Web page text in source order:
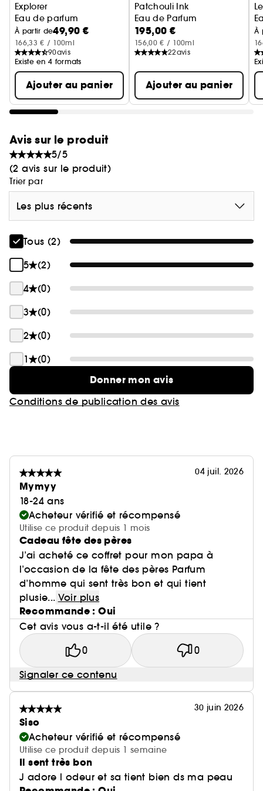
six glaciers des plus hauts sommets d'Europe.
Cette Eau de Parfum boisée aromatique cuirée
peu conventionnelle, dévoile une Bergamote
d'Italie aux tonalités vertes, contrastée par un
puissant Vétiver d'Haïti, et un Patchouli exclusif de
Sulawesi.
Préparez-vous à découvrir de nouveaux horizons.
Made In France, cette fragrance a été créée
grâce au savoir-faire français.
Explorer
Eau de parfum
À partir de49,90 €
166,33 € / 100ml
90avis
Existe en 4 formats
Ajouter au panier
Patchouli Ink
Eau de Parfum
195,00 €
156,00 € / 100ml
22avis
Ajouter au panier
À
Avis sur le produit
5/5
(2 avis sur le produit)
Trier par
Les plus récents
Tous (2)
5
(2)
4
(0)
3
(0)
2
(0)
1
(0)
Donner mon avis
Conditions de publication des avis
04 juil. 2026
Mymyy
18-24 ans
Acheteur vérifié et récompensé
Utilise ce produit depuis 1 mois
Cadeau fête des pères
J’ai acheté ce coffret pour mon papa à
l’occasion de la fête des pères Parfum
d’homme qui sent très bon et qui tient
plusie... Voir plus
Recommande : Oui
Cet avis vous a-t-il été utile ?
0 0
Signaler ce contenu
30 juin 2026
Siso
Acheteur vérifié et récompensé
Utilise ce produit depuis 1 semaine
Il sent très bon
J adore l odeur et sa tient bien ds ma peau